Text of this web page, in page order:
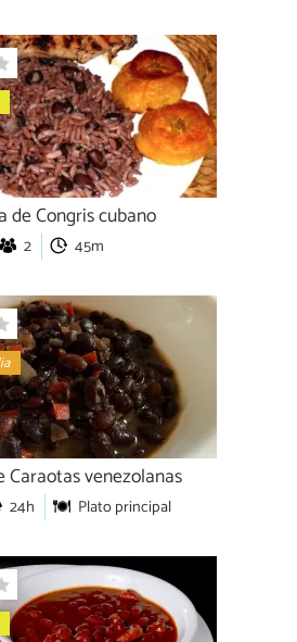
de Congris cubano
2 45m
Caraotas venezolanas
24h Plato principal